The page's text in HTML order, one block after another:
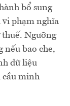
bổ sung
vi phạm nghĩa
thuế. Ngưỡng
nếu bao che,
dữ liệu
cầu minh